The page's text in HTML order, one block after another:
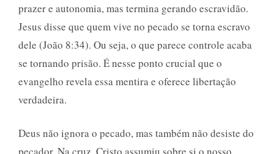
prazer e autonomia, mas termina gerando escravidão.
Jesus disse que quem vive no pecado se torna escravo
dele (João 8:34). Ou seja, o que parece controle acaba
se tornando prisão. É nesse ponto crucial que o
evangelho revela essa mentira e oferece libertação
verdadeira.
Deus não ignora o pecado, mas também não desiste do